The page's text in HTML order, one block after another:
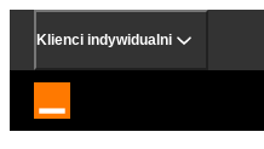
Klienci indywidualni
Strona główna Orange.pl